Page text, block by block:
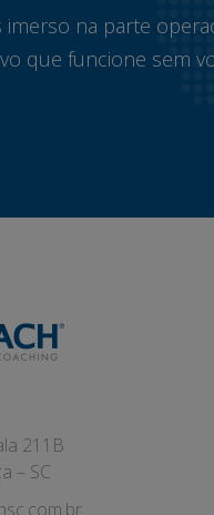
imerso na parte
que funcione sem
211B
– SC